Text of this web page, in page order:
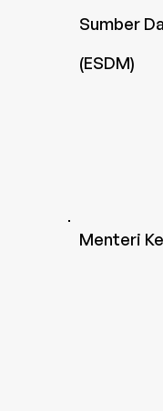
Sumber
(ESDM)
Menteri